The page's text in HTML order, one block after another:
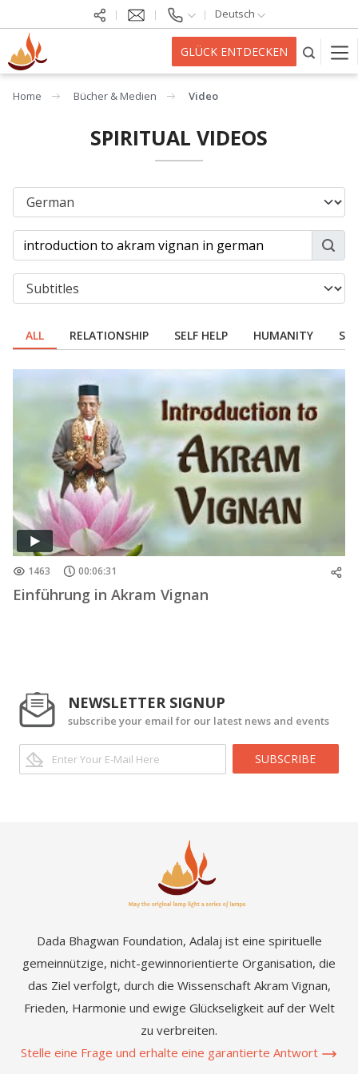
Deutsch
GLÜCK ENTDECKEN
Home Bücher & Medien Video
SPIRITUAL VIDEOS
ALL RELATIONSHIP SELF HELP HUMANITY
1463 00:06:31
Einführung in Akram Vignan
NEWSLETTER SIGNUP
subscribe your email for our latest news and events
SUBSCRIBE
Dada Bhagwan Foundation, Adalaj ist eine spirituelle
gemeinnützige, nicht-gewinnorientierte Organisation, die
das Ziel verfolgt, durch die Wissenschaft Akram Vignan,
Frieden, Harmonie und ewige Glückseligkeit auf der Welt
zu verbreiten.
Stelle eine Frage und erhalte eine garantierte Antwort